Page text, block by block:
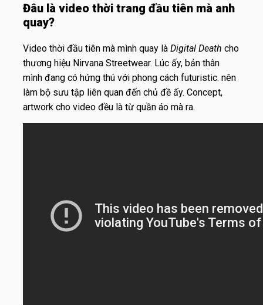
Đâu là video thời trang đầu tiên mà anh
quay?
Video thời đầu tiên mà mình quay là Digital Death cho
thương hiệu Nirvana Streetwear. Lúc ấy, bản thân
mình đang có hứng thú với phong cách futuristic. nên
làm bộ sưu tập liên quan đến chủ đề ấy. Concept,
artwork cho video đều là từ quần áo mà ra.